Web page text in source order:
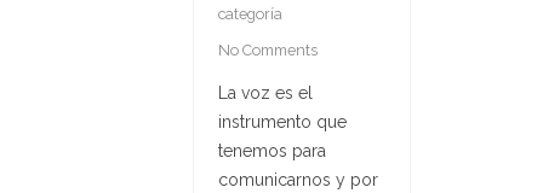
categoría
No Comments
La voz es el
instrumento que
tenemos para
comunicarnos y por